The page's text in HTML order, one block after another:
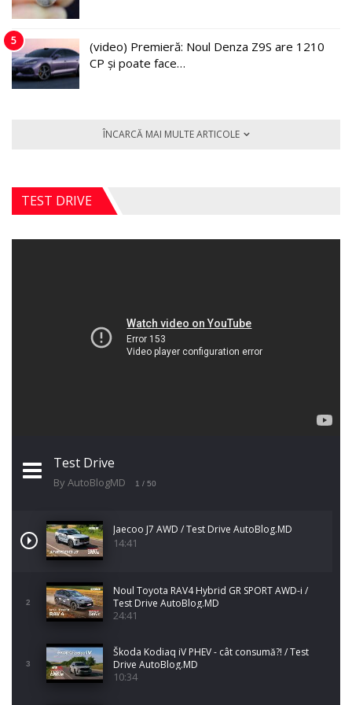
5
(video) Premieră: Noul Denza Z9S are 1210
CP și poate face…
ÎNCARCĂ MAI MULTE ARTICOLE
TEST DRIVE
Test Drive
By AutoBlogMD 1 / 50
Jaecoo J7 AWD / Test Drive AutoBlog.MD
14:41
2
Noul Toyota RAV4 Hybrid GR SPORT AWD-i /
Test Drive AutoBlog.MD
24:41
3
Škoda Kodiaq iV PHEV - cât consumă?! / Test
Drive AutoBlog.MD
10:34